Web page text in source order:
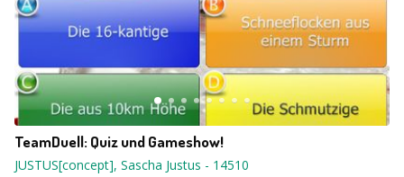
TeamDuell: Quiz und Gameshow!
JUSTUS[concept], Sascha Justus - 14510